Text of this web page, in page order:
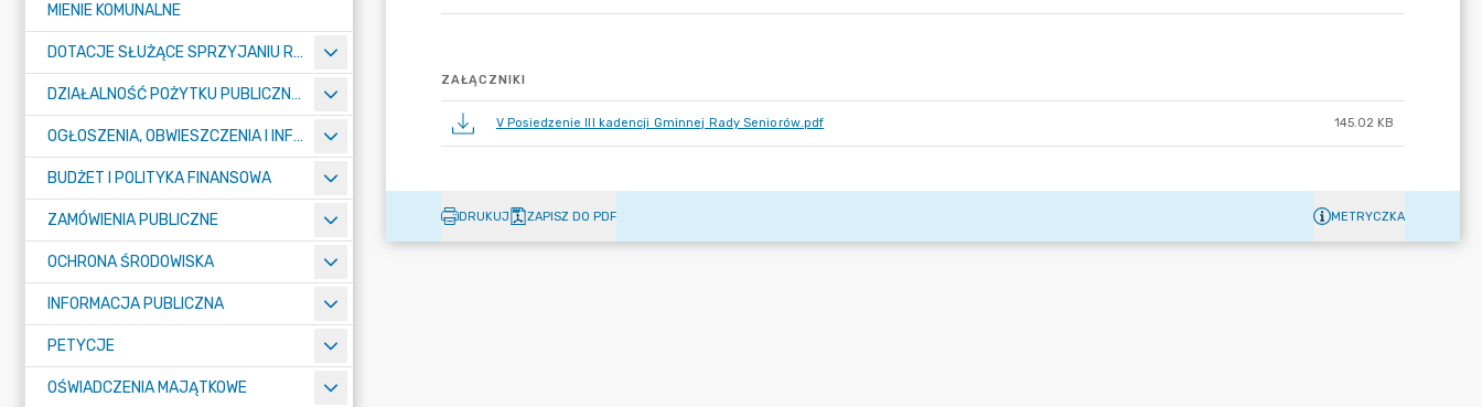
MIENIE KOMUNALNE
DOTACJE SŁUŻĄCE SPRZYJANIU ROZWOJOWI SPORTU
DZIAŁALNOŚĆ POŻYTKU PUBLICZNEGO I POMOC SPOŁECZNA – KONKURSY
OGŁOSZENIA, OBWIESZCZENIA I INFORMACJE
BUDŻET I POLITYKA FINANSOWA
ZAMÓWIENIA PUBLICZNE
OCHRONA ŚRODOWISKA
INFORMACJA PUBLICZNA
PETYCJE
OŚWIADCZENIA MAJĄTKOWE
ZAŁĄCZNIKI
V Posiedzenie III kadencji Gminnej Rady Seniorów.pdf 145.02 KB
DRUKUJ ZAPISZ DO PDF METRYCZKA